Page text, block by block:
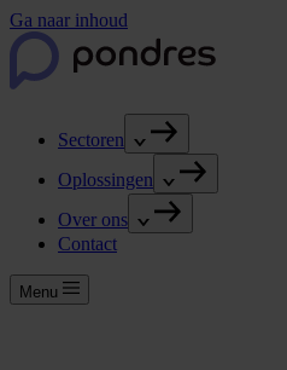
Ga naar inhoud
Sectoren
Oplossingen
Over ons
Contact
Menu